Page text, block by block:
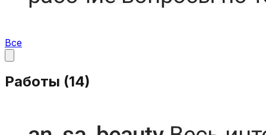
Все
Работы (14)